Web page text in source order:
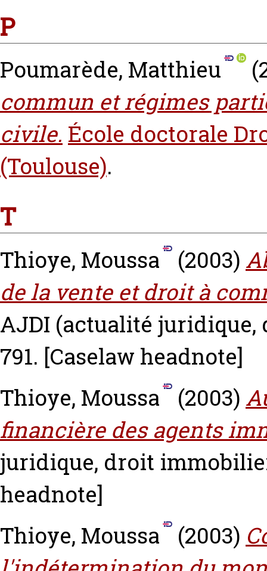
P
Poumarède, Matthieu
commun et régimes
civile. École doctorale
(Toulouse).
T
Thioye, Moussa (2003)
de la vente et droit à
AJDI (actualité juridique,
791. [Caselaw headnote]
Thioye, Moussa
(2003)
financière des agents
juridique, droit
headnote]
Thioye, Moussa
(2003)